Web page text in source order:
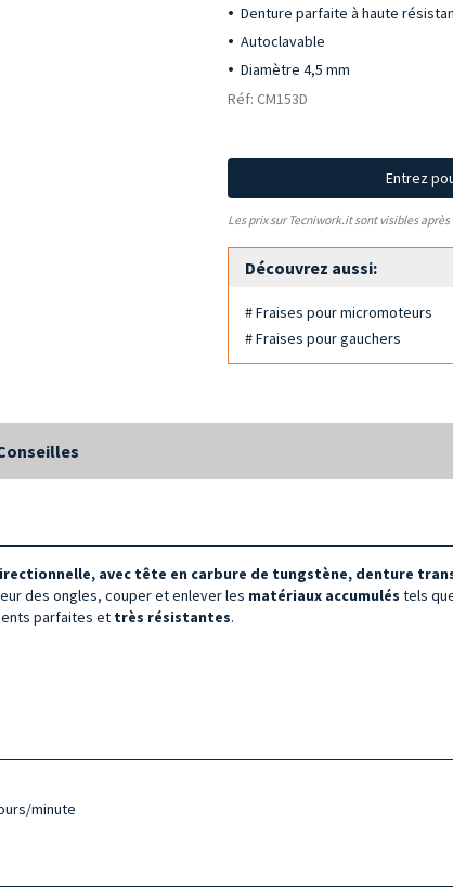
Denture parfaite à haute
Autoclavable
Diamètre 4,5 mm
Réf: CM153D
Entrez
Les prix sur Tecniwork.it sont visibles
Découvrez aussi:
# Fraises pour micromoteurs
# Fraises pour gauchers
avec tête en carbure de tungstène, denture
des ongles, couper et enlever les matériaux accumulés tels
parfaites et très résistantes.
minute